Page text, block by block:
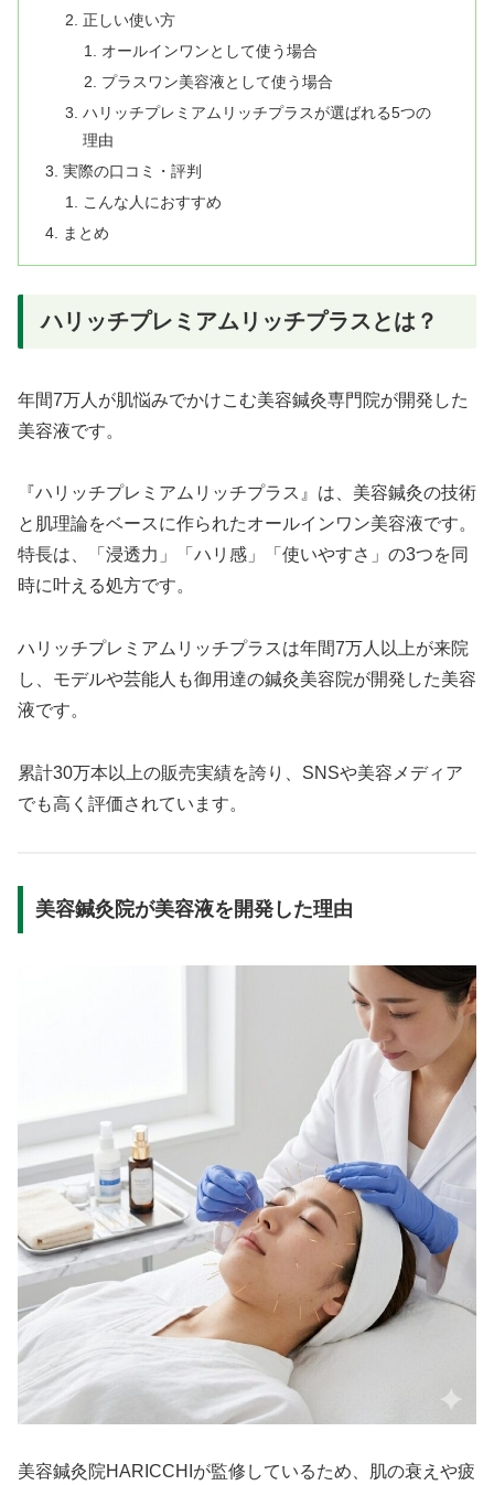
正しい使い方
オールインワンとして使う場合
プラスワン美容液として使う場合
ハリッチプレミアムリッチプラスが選ばれる5つの
理由
実際の口コミ・評判
こんな人におすすめ
まとめ
ハリッチプレミアムリッチプラスとは？
年間7万人が肌悩みでかけこむ美容鍼灸専門院が開発した
美容液です。
『ハリッチプレミアムリッチプラス』は、美容鍼灸の技術
と肌理論をベースに作られたオールインワン美容液です。
特長は、「浸透力」「ハリ感」「使いやすさ」の3つを同
時に叶える処方です。
ハリッチプレミアムリッチプラスは年間7万人以上が来院
し、モデルや芸能人も御用達の鍼灸美容院が開発した美容
液です。
累計30万本以上の販売実績を誇り、SNSや美容メディア
でも高く評価されています。
美容鍼灸院が美容液を開発した理由
美容鍼灸院HARICCHIが監修しているため、肌の衰えや疲